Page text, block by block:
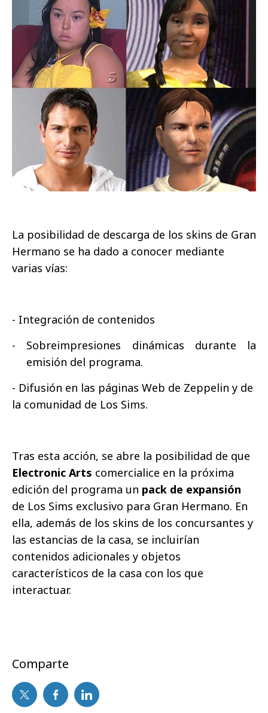
La posibilidad de descarga de los skins de Gran
Hermano se ha dado a conocer mediante
varias vías:
- Integración de contenidos
- Sobreimpresiones dinámicas durante la
emisión del programa.
- Difusión en las páginas Web de Zeppelin y de
la comunidad de Los Sims.
Tras esta acción, se abre la posibilidad de que
Electronic Arts comercialice en la próxima
edición del programa un pack de expansión
de Los Sims exclusivo para Gran Hermano. En
ella, además de los skins de los concursantes y
las estancias de la casa, se incluirían
contenidos adicionales y objetos
característicos de la casa con los que
interactuar.
Comparte